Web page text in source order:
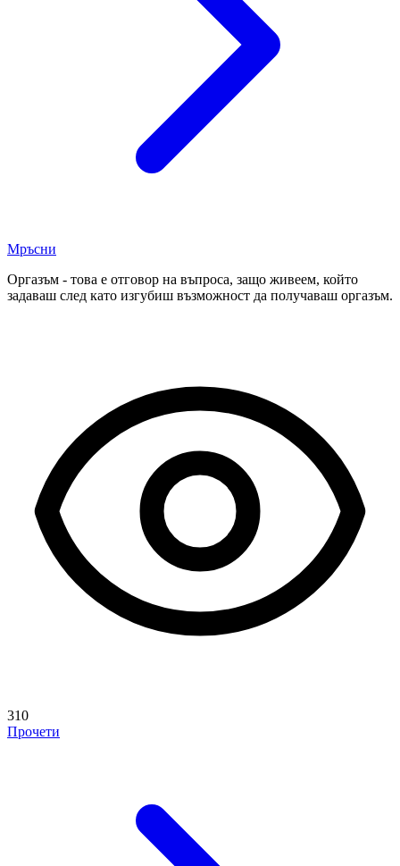
Мръсни
Оргазъм - това е отговор на въпроса, защо живеем, който
задаваш след като изгубиш възможност да получаваш оргазъм.
310
Прочети